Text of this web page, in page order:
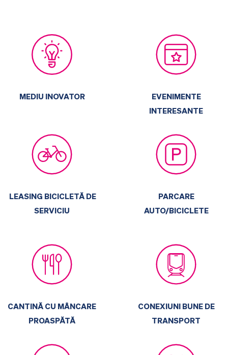
MEDIU INOVATOR
EVENIMENTE
INTERESANTE
LEASING BICICLETĂ DE
SERVICIU
PARCARE
AUTO/BICICLETE
CANTINĂ CU MÂNCARE
PROASPĂTĂ
CONEXIUNI BUNE DE
TRANSPORT